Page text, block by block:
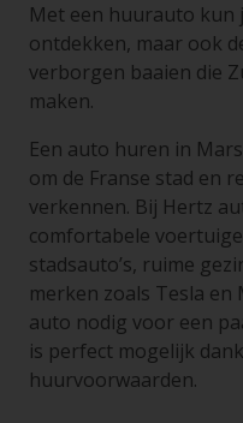
Met een huurauto kun
ontdekken, maar ook
verborgen baaien die
maken.
Een auto huren in
om de Franse stad en
verkennen. Bij Hertz
comfortabele
stadsauto’s, ruime
merken zoals Tesla en
auto nodig voor een
is perfect mogelijk
huurvoorwaarden.